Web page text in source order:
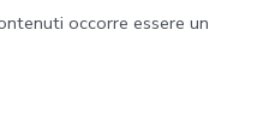
occorre essere un